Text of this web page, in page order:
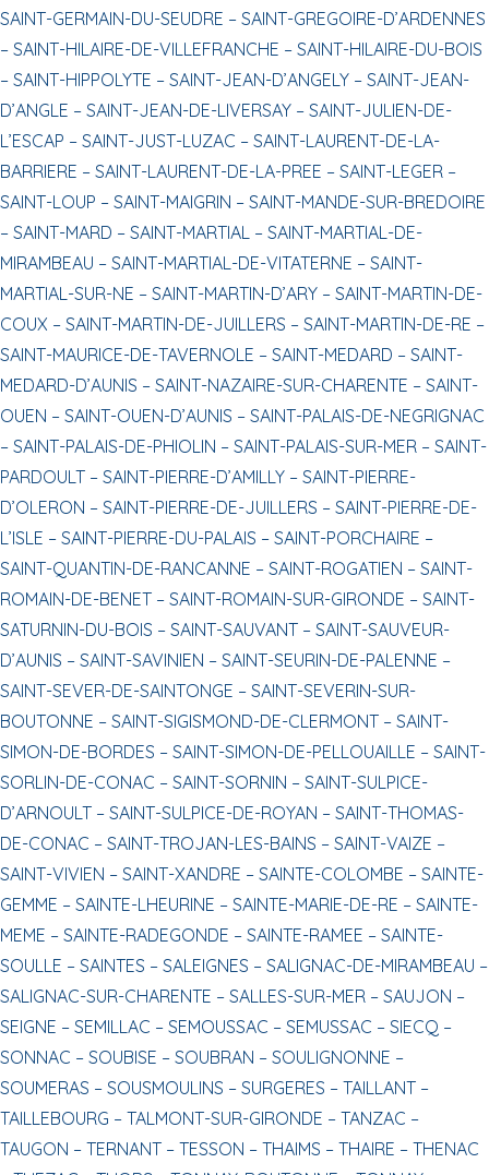
SAINT-GERMAIN-DU-SEUDRE – SAINT-GREGOIRE-D’ARDENNES
– SAINT-HILAIRE-DE-VILLEFRANCHE – SAINT-HILAIRE-DU-BOIS
– SAINT-HIPPOLYTE – SAINT-JEAN-D’ANGELY – SAINT-JEAN-
D’ANGLE – SAINT-JEAN-DE-LIVERSAY – SAINT-JULIEN-DE-
L’ESCAP – SAINT-JUST-LUZAC – SAINT-LAURENT-DE-LA-
BARRIERE – SAINT-LAURENT-DE-LA-PREE – SAINT-LEGER –
SAINT-LOUP – SAINT-MAIGRIN – SAINT-MANDE-SUR-BREDOIRE
– SAINT-MARD – SAINT-MARTIAL – SAINT-MARTIAL-DE-
MIRAMBEAU – SAINT-MARTIAL-DE-VITATERNE – SAINT-
MARTIAL-SUR-NE – SAINT-MARTIN-D’ARY – SAINT-MARTIN-DE-
COUX – SAINT-MARTIN-DE-JUILLERS – SAINT-MARTIN-DE-RE –
SAINT-MAURICE-DE-TAVERNOLE – SAINT-MEDARD – SAINT-
MEDARD-D’AUNIS – SAINT-NAZAIRE-SUR-CHARENTE – SAINT-
OUEN – SAINT-OUEN-D’AUNIS – SAINT-PALAIS-DE-NEGRIGNAC
– SAINT-PALAIS-DE-PHIOLIN – SAINT-PALAIS-SUR-MER – SAINT-
PARDOULT – SAINT-PIERRE-D’AMILLY – SAINT-PIERRE-
D’OLERON – SAINT-PIERRE-DE-JUILLERS – SAINT-PIERRE-DE-
L’ISLE – SAINT-PIERRE-DU-PALAIS – SAINT-PORCHAIRE –
SAINT-QUANTIN-DE-RANCANNE – SAINT-ROGATIEN – SAINT-
ROMAIN-DE-BENET – SAINT-ROMAIN-SUR-GIRONDE – SAINT-
SATURNIN-DU-BOIS – SAINT-SAUVANT – SAINT-SAUVEUR-
D’AUNIS – SAINT-SAVINIEN – SAINT-SEURIN-DE-PALENNE –
SAINT-SEVER-DE-SAINTONGE – SAINT-SEVERIN-SUR-
BOUTONNE – SAINT-SIGISMOND-DE-CLERMONT – SAINT-
SIMON-DE-BORDES – SAINT-SIMON-DE-PELLOUAILLE – SAINT-
SORLIN-DE-CONAC – SAINT-SORNIN – SAINT-SULPICE-
D’ARNOULT – SAINT-SULPICE-DE-ROYAN – SAINT-THOMAS-
DE-CONAC – SAINT-TROJAN-LES-BAINS – SAINT-VAIZE –
SAINT-VIVIEN – SAINT-XANDRE – SAINTE-COLOMBE – SAINTE-
GEMME – SAINTE-LHEURINE – SAINTE-MARIE-DE-RE – SAINTE-
MEME – SAINTE-RADEGONDE – SAINTE-RAMEE – SAINTE-
SOULLE – SAINTES – SALEIGNES – SALIGNAC-DE-MIRAMBEAU –
SALIGNAC-SUR-CHARENTE – SALLES-SUR-MER – SAUJON –
SEIGNE – SEMILLAC – SEMOUSSAC – SEMUSSAC – SIECQ –
SONNAC – SOUBISE – SOUBRAN – SOULIGNONNE –
SOUMERAS – SOUSMOULINS – SURGERES – TAILLANT –
TAILLEBOURG – TALMONT-SUR-GIRONDE – TANZAC –
TAUGON – TERNANT – TESSON – THAIMS – THAIRE – THENAC